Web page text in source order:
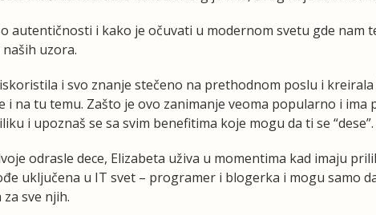
autentičnosti i kako je očuvati u modernom svetu gde nam
uzora.
i svo znanje stečeno na prethodnom poslu i
i na tu temu. Zašto je ovo zanimanje veoma popularno i
i upoznaš se sa svim benefitima koje mogu da ti se “dese”.
odrasle dece, Elizabeta uživa u momentima kad imaju
uključena u IT svet – programer i blogerka i mogu samo
sve njih.